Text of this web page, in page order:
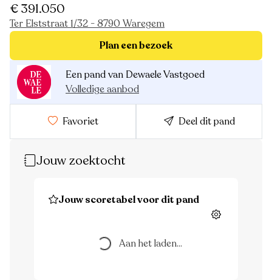
€ 391.050
Ter Elststraat 1/32 - 8790 Waregem
Plan een bezoek
Een pand van Dewaele Vastgoed
Volledige aanbod
Favoriet Deel dit pand
Jouw zoektocht
Jouw scoretabel voor dit pand
Instellingen
Aan het laden... Aan het laden...